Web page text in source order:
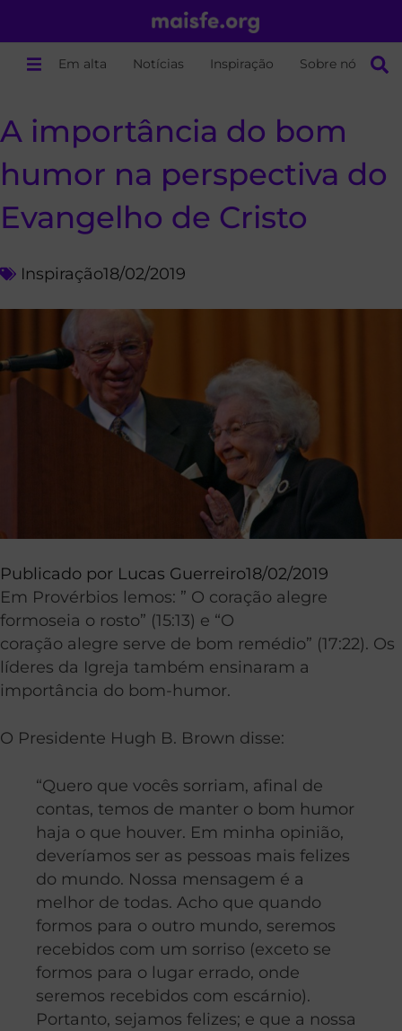
Em alta Notícias Inspiração Sobre nós
A importância do bom
humor na perspectiva do
Evangelho de Cristo
Inspiração18/02/2019
Publicado por Lucas Guerreiro18/02/2019
Em Provérbios lemos: ” O coração alegre
formoseia o rosto” (15:13) e “O
coração alegre serve de bom remédio” (17:22). Os
líderes da Igreja também ensinaram a
importância do bom-humor.
O Presidente Hugh B. Brown disse:
“Quero que vocês sorriam, afinal de
contas, temos de manter o bom humor
haja o que houver. Em minha opinião,
deveríamos ser as pessoas mais felizes
do mundo. Nossa mensagem é a
melhor de todas. Acho que quando
formos para o outro mundo, seremos
recebidos com um sorriso (exceto se
formos para o lugar errado, onde
seremos recebidos com escárnio).
Portanto, sejamos felizes; e que a nossa